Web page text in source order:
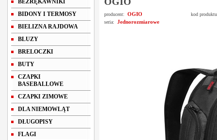
BEZRĘKAWNIKI
BIDONY I TERMOSY
BIELIZNA RAJDOWA
BLUZY
BRELOCZKI
BUTY
CZAPKI
BASEBALLOWE
CZAPKI ZIMOWE
DLA NIEMOWLĄT
DŁUGOPISY
FLAGI
producent: OGIO
kod
seria:
Jednorozmiarowe